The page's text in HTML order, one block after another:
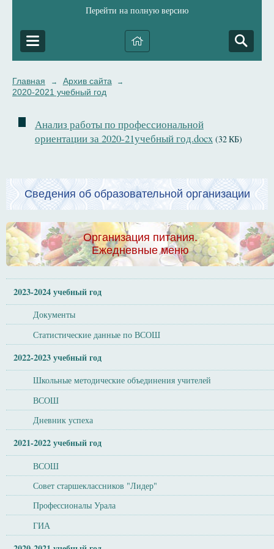
Перейти на полную версию
Главная → Архив сайта →
2020-2021 учебный год
Анализ работы по профессиональной
ориентации за 2020-21учебный год.docx (32 КБ)
Сведения об образовательной организации
Организация питания.
Ежедневные меню
2023-2024 учебный год
Документы
Статистические данные по ВСОШ
2022-2023 учебный год
Школьные методические объединения учителей
ВСОШ
Дневник успеха
2021-2022 учебный год
ВСОШ
Совет старшеклассников "Лидер"
Профессионалы Урала
ГИА